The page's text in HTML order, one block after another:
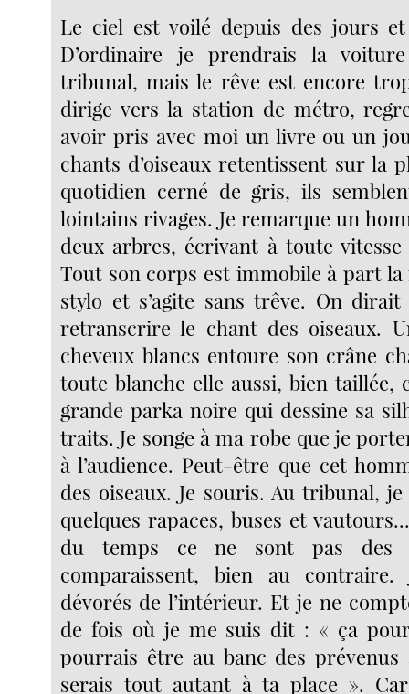
Le ciel est voilé depuis des jours et
D’ordinaire je prendrais la
tribunal, mais le rêve est encore
dirige vers la station de métro,
avoir pris avec moi un livre ou un
chants d’oiseaux retentissent sur la
quotidien cerné de gris, ils
lointains rivages. Je remarque un
deux arbres, écrivant à toute
Tout son corps est immobile à part
stylo et s’agite sans trêve. On dirait
retranscrire le chant des oiseaux.
cheveux blancs entoure son crâne
toute blanche elle aussi, bien taillée,
grande parka noire qui dessine sa
traits. Je songe à ma robe que je
à l’audience. Peut-être que cet
des oiseaux. Je souris. Au tribunal,
quelques rapaces, buses et
du temps ce ne sont pas des
comparaissent, bien au contraire.
dévorés de l’intérieur. Et je ne
de fois où je me suis dit : « ça
pourrais être au banc des prévenus
serais tout autant à ta place ».